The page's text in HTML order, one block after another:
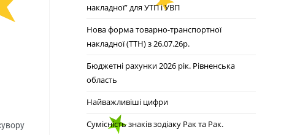
накладної” для УТП і УВП
Нова форма товарно-транспортної
накладної (ТТН) з 26.07.26р.
Бюджетні рахунки 2026 рік. Рівненська
область
Найважливіші цифри
Сумісність знаків зодіаку Рак та Рак.